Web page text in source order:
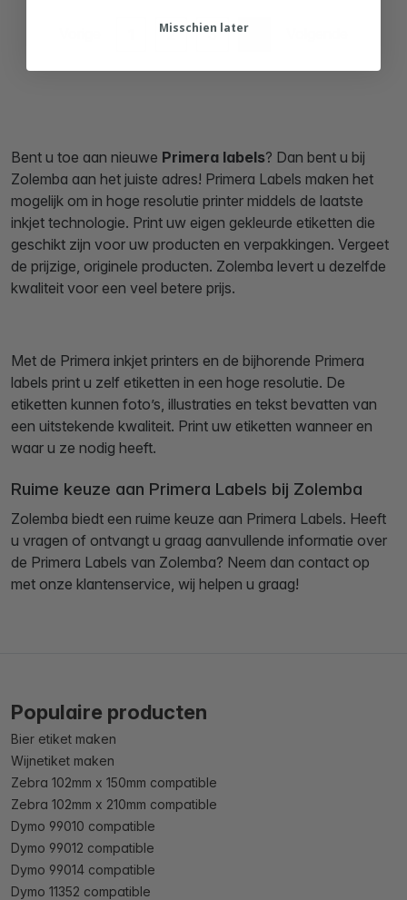
2 3
Bent u toe aan nieuwe Primera labels? Dan bent u bij
Zolemba aan het juiste adres! Primera Labels maken het
mogelijk om in hoge resolutie printer middels de laatste
inkjet technologie. Print uw eigen gekleurde etiketten die
geschikt zijn voor uw producten en verpakkingen. Vergeet
de prijzige, originele producten. Zolemba levert u dezelfde
kwaliteit voor een veel betere prijs.
Met de Primera inkjet printers en de bijhorende Primera
labels print u zelf etiketten in een hoge resolutie. De
etiketten kunnen foto’s, illustraties en tekst bevatten van
een uitstekende kwaliteit. Print uw etiketten wanneer en
waar u ze nodig heeft.
Ruime keuze aan Primera Labels bij Zolemba
Zolemba biedt een ruime keuze aan Primera Labels. Heeft
u vragen of ontvangt u graag aanvullende informatie over
de Primera Labels van Zolemba? Neem dan contact op
met onze klantenservice, wij helpen u graag!
Populaire producten
Bier etiket maken
Wijnetiket maken
Zebra 102mm x 150mm compatible
Zebra 102mm x 210mm compatible
Dymo 99010 compatible
Dymo 99012 compatible
Dymo 99014 compatible
Dymo 11352 compatible
Misschien later